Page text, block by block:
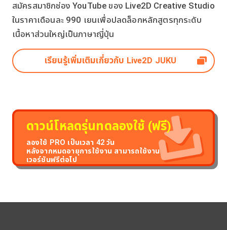
สมัครสมาชิกช่อง YouTube ของ Live2D Creative Studio
ในราคาเดือนละ 990 เยนเพื่อปลดล็อกหลักสูตรทุกระดับ
เนื้อหาส่วนใหญ่เป็นภาษาญี่ปุ่น
เรียนรู้เพิ่มเติมเกี่ยวกับ Live2D JUKU
ดาวน์โหลดรุ่นทดลองใช้ (ฟรี)
ลองใช้ PRO เป็นเวลา 42 วัน
หลังจากหมดอายุการใช้งาน สามารถใช้งาน
เวอร์ชันฟรีต่อไป